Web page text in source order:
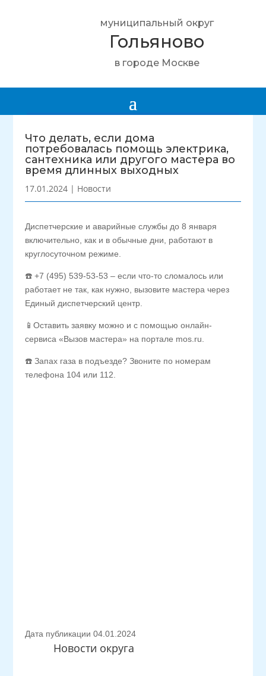
муниципальный округ
Гольяново
в городе Москве
Новости округа
Что делать, если дома
потребовалась помощь электрика,
сантехника или другого мастера во
время длинных выходных
17.01.2024 | Новости
Диспетчерские и аварийные службы до 8 января
включительно, как и в обычные дни, работают в
круглосуточном режиме.
☎️ +7 (495) 539-53-53 – если что-то сломалось или
работает не так, как нужно, вызовите мастера через
Единый диспетчерский центр.
📱Оставить заявку можно и с помощью онлайн-
сервиса «Вызов мастера» на портале mos.ru.
☎️ Запах газа в подъезде? Звоните по номерам
телефона 104 или 112.
Дата публикации 04.01.2024